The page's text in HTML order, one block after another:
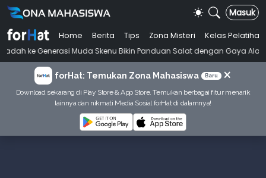
Masuk
Home Berita Tips Zona Misteri
Kelas Pelatihan
Muda Skenu Bikin Panduan Salat dengan Gaya Ala Anak Skena
forHat: Temukan Zona Mahasiswa Baru ×
Download sekarang di Play Store & App Store. Temukan berbagai fitur menarik
lainnya dan nikmati Media Sosial forHat di dalamnya!